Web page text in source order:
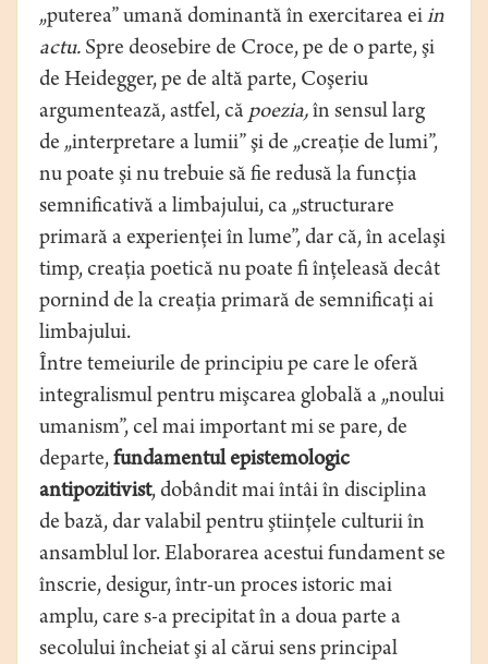
„puterea” umană dominantă în exercitarea eiin
actu. Spre deosebire de Croce, pe de o parte, şi
de Heidegger, pe de altă parte, Coşeriu
argumentează, astfel, că poezia,în sensul larg
de „interpretare a lumii” şi de „creaţie de lumi”,
nu poate şi nu trebuie să fie redusă la funcţia
semnificativă a limbajului, ca „structurare
primară a experienţei în lume”, dar că, în acelaşi
timp, creaţia poetică nu poate fi înţeleasă decât
pornind de la creaţia primară de semnificaţi ai
limbajului.
Între temeiurile de principiu pe care le oferă
integralismul pentru mişcarea globală a „noului
umanism”, cel mai important mi se pare, de
departe,fundamentul epistemologic
antipozitivist, dobândit mai întâi în disciplina
de bază, dar valabil pentru ştiinţele culturii în
ansamblul lor. Elaborarea acestui fundament se
înscrie, desigur, într-un proces istoric mai
amplu, care s-a precipitat în a doua parte a
secolului încheiat şi al cărui sens principal